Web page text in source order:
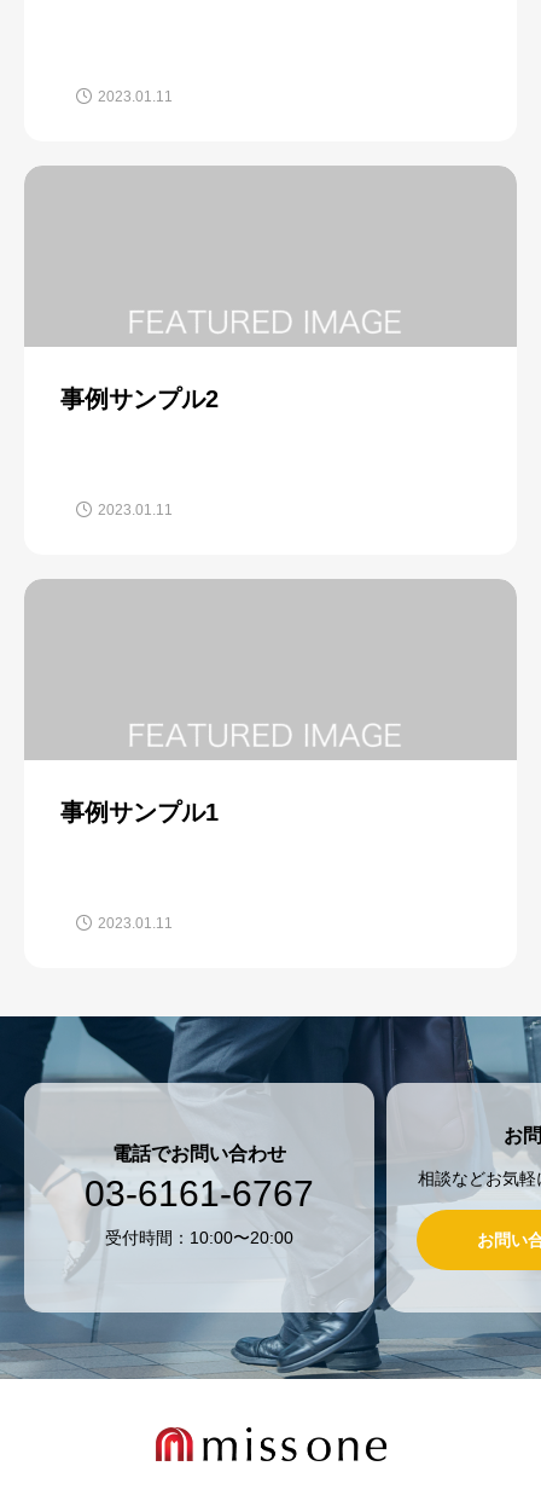
2023.01.11
事例サンプル2
2023.01.11
事例サンプル1
2023.01.11
電話でお問い合わせ
03-6161-6767
受付時間：10:00〜20:00
お
相談などお気
お問い